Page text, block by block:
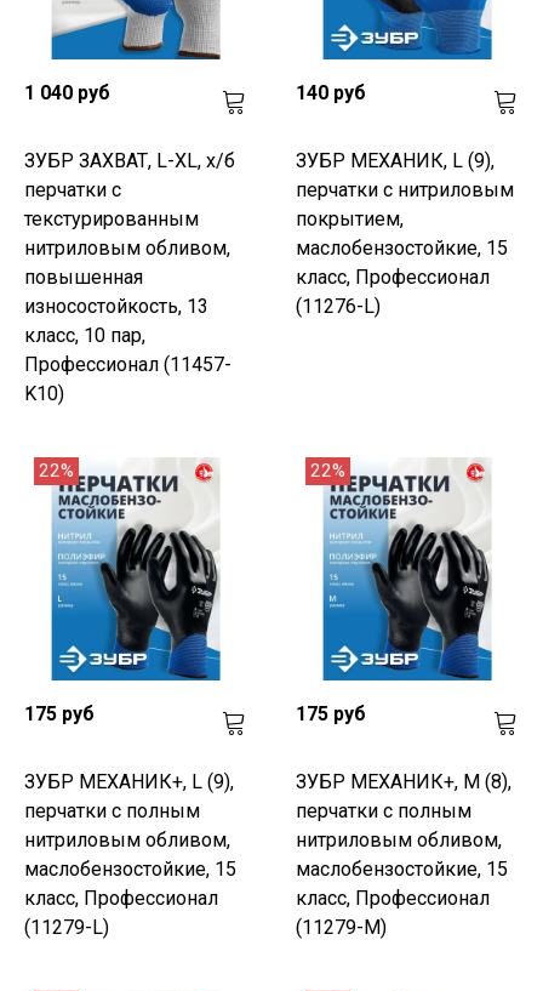
1 040 руб
ЗУБР ЗАХВАТ, L-XL, х/б
перчатки с
текстурированным
нитриловым обливом,
повышенная
износостойкость, 13
класс, 10 пар,
Профессионал (11457-
K10)
140 руб
ЗУБР МЕХАНИК, L (9),
перчатки с нитриловым
покрытием,
маслобензостойкие, 15
класс, Профессионал
(11276-L)
22%
175 руб
ЗУБР МЕХАНИК+, L (9),
перчатки с полным
нитриловым обливом,
маслобензостойкие, 15
класс, Профессионал
(11279-L)
22%
175 руб
ЗУБР МЕХАНИК+, M (8),
перчатки с полным
нитриловым обливом,
маслобензостойкие, 15
класс, Профессионал
(11279-M)